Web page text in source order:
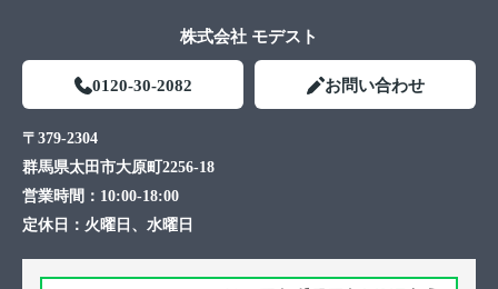
株式会社 モデスト
0120-30-2082 お問い合わせ
〒379-2304
群馬県太田市大原町2256-18
営業時間： 10:00-18:00
定休日： 火曜日、水曜日